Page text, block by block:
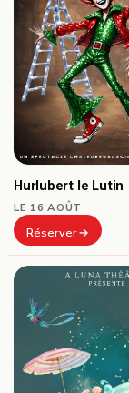
Hurlubert le Lutin
LE 16 AOÛT
Réserver